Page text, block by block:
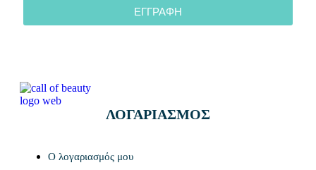
ΕΓΓΡΑΦΗ
ΛΟΓΑΡΙΑΣΜΟΣ
Ο λογαριασμός μου